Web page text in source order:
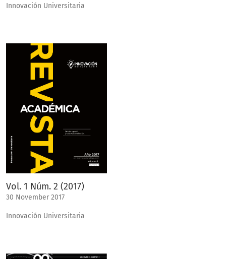
Innovación Universitaria
Vol. 1 Núm. 2 (2017)
30 November 2017
Innovación Universitaria